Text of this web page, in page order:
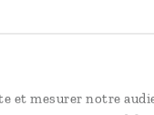
mesurer notre